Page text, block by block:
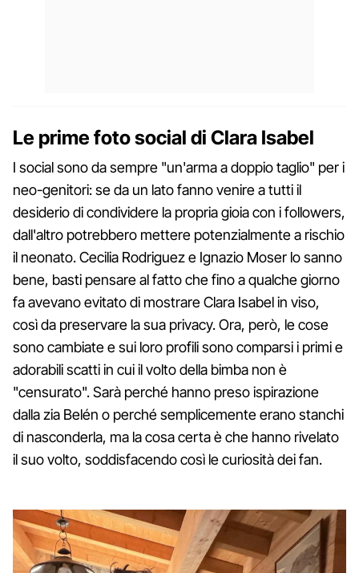
Le prime foto social di Clara Isabel
I social sono da sempre "un'arma a doppio taglio" per i
neo-genitori: se da un lato fanno venire a tutti il
desiderio di condividere la propria gioia con i followers,
dall'altro potrebbero mettere potenzialmente a rischio
il neonato. Cecilia Rodriguez e Ignazio Moser lo sanno
bene, basti pensare al fatto che fino a qualche giorno
fa avevano evitato di mostrare Clara Isabel in viso,
così da preservare la sua privacy. Ora, però, le cose
sono cambiate e sui loro profili sono comparsi i primi e
adorabili scatti in cui il volto della bimba non è
"censurato". Sarà perché hanno preso ispirazione
dalla zia Belén o perché semplicemente erano stanchi
di nasconderla, ma la cosa certa è che hanno rivelato
il suo volto, soddisfacendo così le curiosità dei fan.